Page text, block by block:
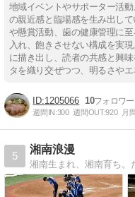
地域イベントやサポーター活
の親近感と臨場感を生み出し
や懸賞活動、歯の健康管理に
入れ、飽きさせない構成を実
に描き出し、読者の共感と興
タを織り交ぜつつ、明るさや
1205066 10
週間IN:300 週間OUT:920 月
5
湘南浪漫